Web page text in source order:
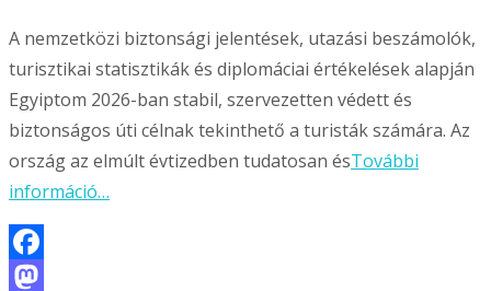
A nemzetközi biztonsági jelentések, utazási beszámolók,
turisztikai statisztikák és diplomáciai értékelések alapján
Egyiptom 2026-ban stabil, szervezetten védett és
biztonságos úti célnak tekinthető a turisták számára. Az
ország az elmúlt évtizedben tudatosan ésTovábbi
információ…
Facebook